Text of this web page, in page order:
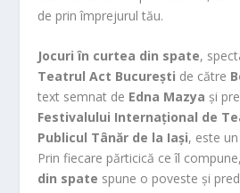
de prin împrejurul tău.
Jocuri în curtea din spate,
Teatrul Act București de către
text semnat de Edna Mazya și
Festivalului Internațional de
Publicul Tânăr de la Iași, este
Prin fiecare părticică ce îl compune,
din spate spune o poveste și